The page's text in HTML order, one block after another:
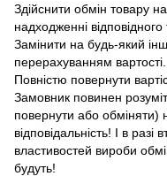
Здійснити обмін товару
надходженні
Замінити на будь-який
перерахуванням вартості.
Повністю повернути
Замовник повинен
повернути або обміняти)
відповідальність! І в разі
властивостей вироби
будуть!